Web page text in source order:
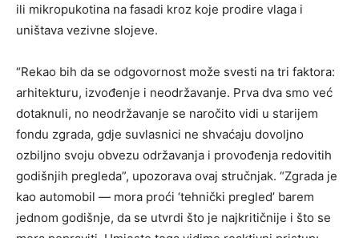
ili mikropukotina na fasadi kroz koje prodire vlaga i
uništava vezivne slojeve.
“Rekao bih da se odgovornost može svesti na tri faktora:
arhitekturu, izvođenje i neodržavanje. Prva dva smo već
dotaknuli, no neodržavanje se naročito vidi u starijem
fondu zgrada, gdje suvlasnici ne shvaćaju dovoljno
ozbiljno svoju obvezu održavanja i provođenja redovitih
godišnjih pregleda”, upozorava ovaj stručnjak. “Zgrada je
kao automobil — mora proći ‘tehnički pregled’ barem
jednom godišnje, da se utvrdi što je najkritičnije i što se